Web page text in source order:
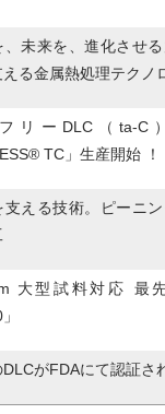
、未来を、進化させ
える金属熱処理テク
リーDLC（ta-C
TC」生産開始 ！
支える技術。ピーニ
大型試料対応 最
がFDAにて認証さ